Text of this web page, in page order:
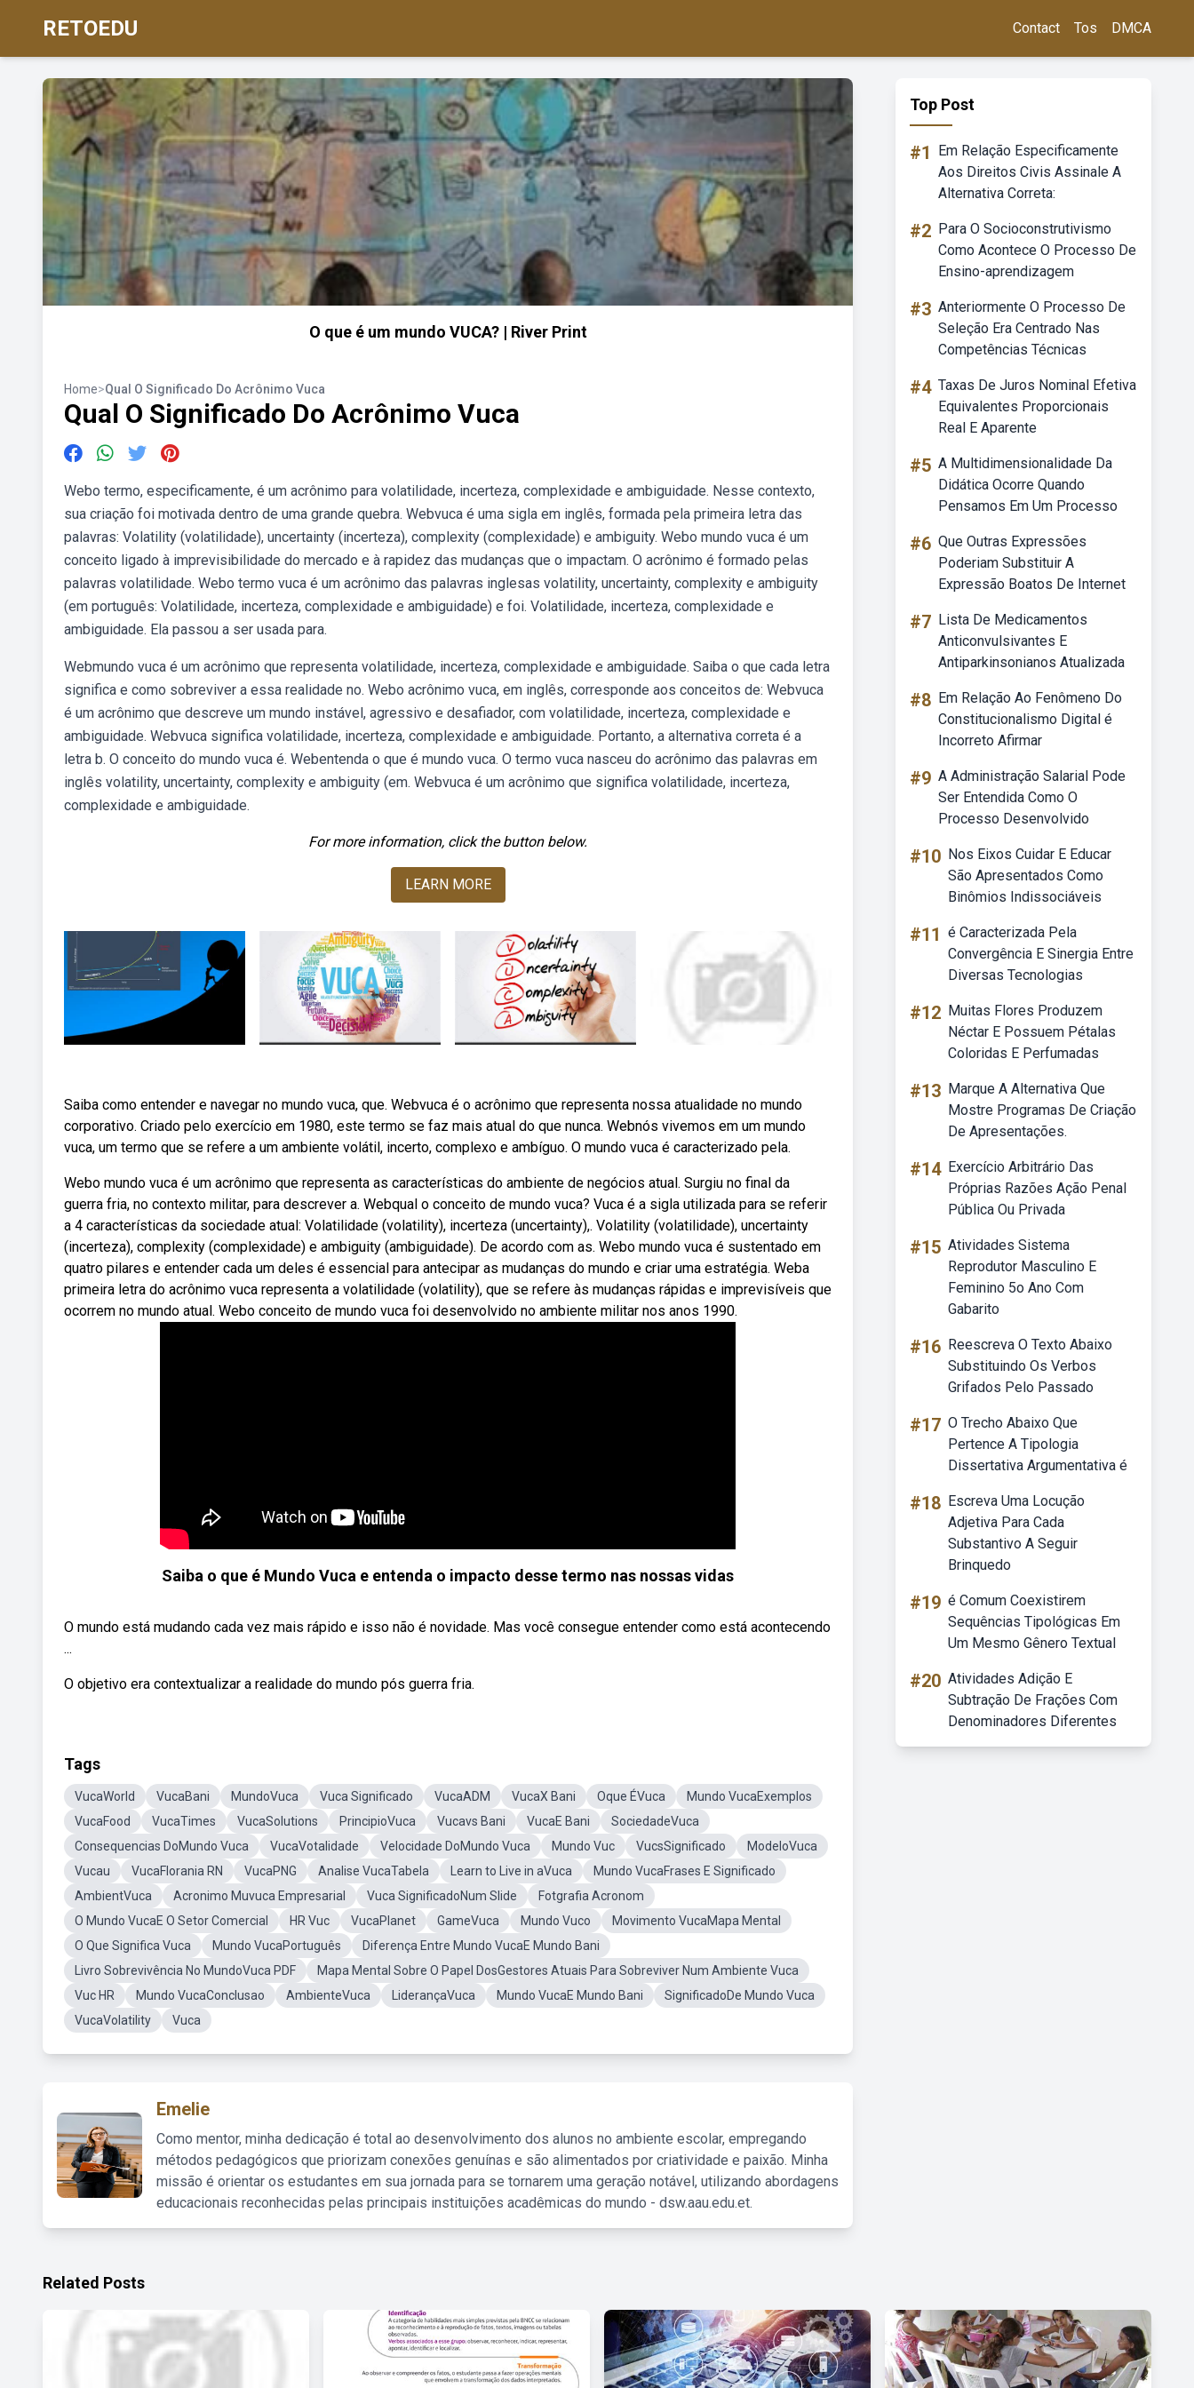
RETOEDU Contact Tos DMCA
O que é um mundo VUCA? | River Print
Home>Qual O Significado Do Acrônimo Vuca
Qual O Significado Do Acrônimo Vuca
Webo termo, especificamente, é um acrônimo para volatilidade, incerteza, complexidade e ambiguidade. Nesse contexto,
sua criação foi motivada dentro de uma grande quebra. Webvuca é uma sigla em inglês, formada pela primeira letra das
palavras: Volatility (volatilidade), uncertainty (incerteza), complexity (complexidade) e ambiguity. Webo mundo vuca é um
conceito ligado à imprevisibilidade do mercado e à rapidez das mudanças que o impactam. O acrônimo é formado pelas
palavras volatilidade. Webo termo vuca é um acrônimo das palavras inglesas volatility, uncertainty, complexity e ambiguity
(em português: Volatilidade, incerteza, complexidade e ambiguidade) e foi. Volatilidade, incerteza, complexidade e
ambiguidade. Ela passou a ser usada para.
Webmundo vuca é um acrônimo que representa volatilidade, incerteza, complexidade e ambiguidade. Saiba o que cada letra
significa e como sobreviver a essa realidade no. Webo acrônimo vuca, em inglês, corresponde aos conceitos de: Webvuca
é um acrônimo que descreve um mundo instável, agressivo e desafiador, com volatilidade, incerteza, complexidade e
ambiguidade. Webvuca significa volatilidade, incerteza, complexidade e ambiguidade. Portanto, a alternativa correta é a
letra b. O conceito do mundo vuca é. Webentenda o que é mundo vuca. O termo vuca nasceu do acrônimo das palavras em
inglês volatility, uncertainty, complexity e ambiguity (em. Webvuca é um acrônimo que significa volatilidade, incerteza,
complexidade e ambiguidade.
For more information, click the button below.
LEARN MORE
Saiba como entender e navegar no mundo vuca, que. Webvuca é o acrônimo que representa nossa atualidade no mundo
corporativo. Criado pelo exercício em 1980, este termo se faz mais atual do que nunca. Webnós vivemos em um mundo
vuca, um termo que se refere a um ambiente volátil, incerto, complexo e ambíguo. O mundo vuca é caracterizado pela.
Webo mundo vuca é um acrônimo que representa as características do ambiente de negócios atual. Surgiu no final da
guerra fria, no contexto militar, para descrever a. Webqual o conceito de mundo vuca? Vuca é a sigla utilizada para se referir
a 4 características da sociedade atual: Volatilidade (volatility), incerteza (uncertainty),. Volatility (volatilidade), uncertainty
(incerteza), complexity (complexidade) e ambiguity (ambiguidade). De acordo com as. Webo mundo vuca é sustentado em
quatro pilares e entender cada um deles é essencial para antecipar as mudanças do mundo e criar uma estratégia. Weba
primeira letra do acrônimo vuca representa a volatilidade (volatility), que se refere às mudanças rápidas e imprevisíveis que
ocorrem no mundo atual. Webo conceito de mundo vuca foi desenvolvido no ambiente militar nos anos 1990.
Saiba o que é Mundo Vuca e entenda o impacto desse termo nas nossas vidas
O mundo está mudando cada vez mais rápido e isso não é novidade. Mas você consegue entender como está acontecendo
...
O objetivo era contextualizar a realidade do mundo pós guerra fria.
Tags
VucaWorld VucaBani MundoVuca Vuca Significado VucaADM VucaX Bani Oque ÉVuca
Mundo VucaExemplos
VucaFood
VucaTimes VucaSolutions PrincipioVuca Vucavs Bani VucaE Bani
SociedadeVuca
Consequencias DoMundo Vuca
VucaVotalidade Velocidade DoMundo Vuca Mundo Vuc VucsSignificado
ModeloVuca
Vucau
VucaFlorania RN VucaPNG Analise VucaTabela Learn to Live in aVuca
Mundo VucaFrases E Significado
AmbientVuca
Acronimo Muvuca Empresarial Vuca SignificadoNum Slide
Fotgrafia Acronom
O Mundo VucaE O Setor Comercial
HR Vuc VucaPlanet GameVuca Mundo Vuco
Movimento VucaMapa Mental
O Que Significa Vuca
Mundo VucaPortuguês
Diferença Entre Mundo VucaE Mundo Bani
Livro Sobrevivência No MundoVuca PDF
Mapa Mental Sobre O Papel DosGestores Atuais Para Sobreviver Num Ambiente Vuca
Vuc HR
Mundo VucaConclusao AmbienteVuca LiderançaVuca Mundo VucaE Mundo Bani
SignificadoDe Mundo Vuca
VucaVolatility
Vuca
Emelie
Como mentor, minha dedicação é total ao desenvolvimento dos alunos no ambiente escolar, empregando
métodos pedagógicos que priorizam conexões genuínas e são alimentados por criatividade e paixão. Minha
missão é orientar os estudantes em sua jornada para se tornarem uma geração notável, utilizando abordagens
educacionais reconhecidas pelas principais instituições acadêmicas do mundo - dsw.aau.edu.et.
Top Post
#1
Em Relação Especificamente
Aos Direitos Civis Assinale A
Alternativa Correta:
#2 Para O Socioconstrutivismo
Como Acontece O Processo De
Ensino-aprendizagem
#3 Anteriormente O Processo De
Seleção Era Centrado Nas
Competências Técnicas
#4 Taxas De Juros Nominal Efetiva
Equivalentes Proporcionais
Real E Aparente
#5 A Multidimensionalidade Da
Didática Ocorre Quando
Pensamos Em Um Processo
#6 Que Outras Expressões
Poderiam Substituir A
Expressão Boatos De Internet
#7 Lista De Medicamentos
Anticonvulsivantes E
Antiparkinsonianos Atualizada
#8 Em Relação Ao Fenômeno Do
Constitucionalismo Digital é
Incorreto Afirmar
#9 A Administração Salarial Pode
Ser Entendida Como O
Processo Desenvolvido
#10 Nos Eixos Cuidar E Educar
São Apresentados Como
Binômios Indissociáveis
#11 é Caracterizada Pela
Convergência E Sinergia Entre
Diversas Tecnologias
#12 Muitas Flores Produzem
Néctar E Possuem Pétalas
Coloridas E Perfumadas
#13 Marque A Alternativa Que
Mostre Programas De Criação
De Apresentações.
#14 Exercício Arbitrário Das
Próprias Razões Ação Penal
Pública Ou Privada
#15 Atividades Sistema
Reprodutor Masculino E
Feminino 5o Ano Com
Gabarito
#16 Reescreva O Texto Abaixo
Substituindo Os Verbos
Grifados Pelo Passado
#17 O Trecho Abaixo Que
Pertence A Tipologia
Dissertativa Argumentativa é
#18 Escreva Uma Locução
Adjetiva Para Cada
Substantivo A Seguir
Brinquedo
#19 é Comum Coexistirem
Sequências Tipológicas Em
Um Mesmo Gênero Textual
#20 Atividades Adição E
Subtração De Frações Com
Denominadores Diferentes
Related Posts